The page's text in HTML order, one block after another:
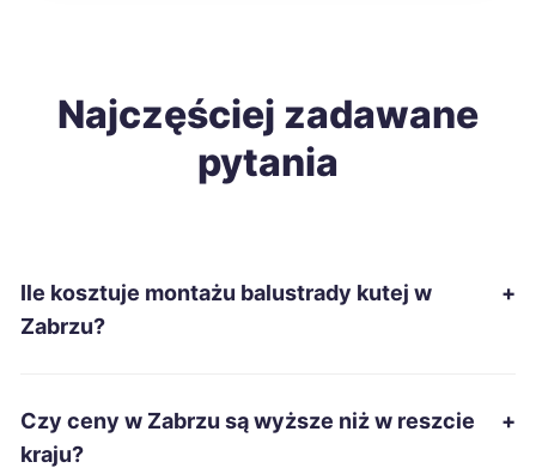
Ostrowiec Świętokrzyski 333 zł
Ciechanów 335 zł
Zduńska Wola
Najczęściej zadawane
pytania
Ile kosztuje montażu balustrady kutej w
Zabrzu?
+
Czy ceny w Zabrzu są wyższe niż w reszcie
kraju?
+